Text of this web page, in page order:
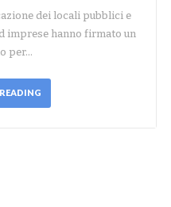
dei locali pubblici e
imprese hanno firmato un
per…